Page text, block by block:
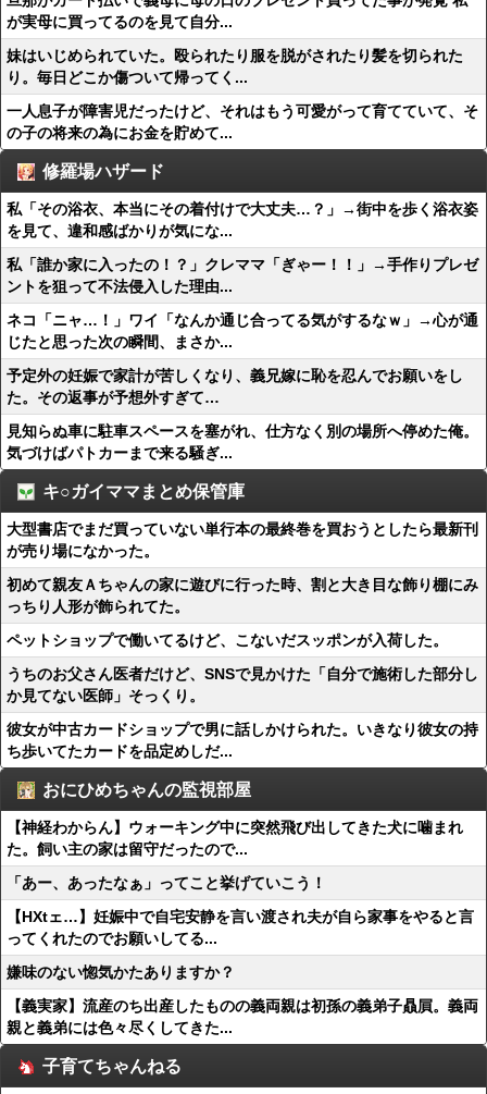
が実母に買ってるのを見て自分...
妹はいじめられていた。殴られたり服を脱がされたり髪を切られた
り。毎日どこか傷ついて帰ってく...
一人息子が障害児だったけど、それはもう可愛がって育てていて、そ
の子の将来の為にお金を貯めて...
修羅場ハザード
私「その浴衣、本当にその着付けで大丈夫…？」→街中を歩く浴衣姿
を見て、違和感ばかりが気にな...
私「誰か家に入ったの！？」クレママ「ぎゃー！！」→手作りプレゼ
ントを狙って不法侵入した理由...
ネコ「ニャ…！」ワイ「なんか通じ合ってる気がするなｗ」→心が通
じたと思った次の瞬間、まさか...
予定外の妊娠で家計が苦しくなり、義兄嫁に恥を忍んでお願いをし
た。その返事が予想外すぎて…
見知らぬ車に駐車スペースを塞がれ、仕方なく別の場所へ停めた俺。
気づけばパトカーまで来る騒ぎ...
キ○ガイママまとめ保管庫
大型書店でまだ買っていない単行本の最終巻を買おうとしたら最新刊
が売り場になかった。
初めて親友Ａちゃんの家に遊びに行った時、割と大き目な飾り棚にみ
っちり人形が飾られてた。
ペットショップで働いてるけど、こないだスッポンが入荷した。
うちのお父さん医者だけど、SNSで見かけた「自分で施術した部分し
か見てない医師」そっくり。
彼女が中古カードショップで男に話しかけられた。いきなり彼女の持
ち歩いてたカードを品定めしだ...
おにひめちゃんの監視部屋
【神経わからん】ウォーキング中に突然飛び出してきた犬に噛まれ
た。飼い主の家は留守だったので...
「あー、あったなぁ」ってこと挙げていこう！
【HXtェ…】妊娠中で自宅安静を言い渡され夫が自ら家事をやると言
ってくれたのでお願いしてる...
嫌味のない惚気かたありますか？
【義実家】流産のち出産したものの義両親は初孫の義弟子贔屓。義両
親と義弟には色々尽くしてきた...
子育てちゃんねる